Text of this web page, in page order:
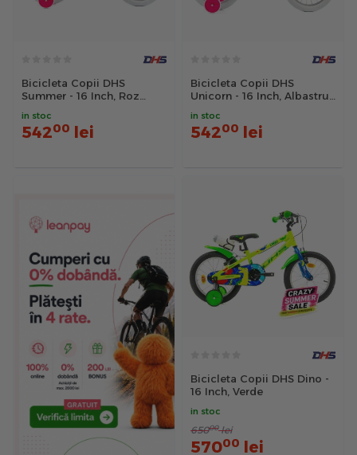
Bicicleta Copii DHS
Summer - 16 Inch, Roz
in stoc
54200 lei
Bicicleta Copii DHS
Unicorn - 16 Inch, Albastru
in stoc
54200 lei
Bicicleta Copii DHS Dino -
16 Inch, Verde
in stoc
65000 lei
57000 lei